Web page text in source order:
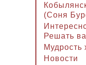
(Соня
Решать
Мудрость
Новости